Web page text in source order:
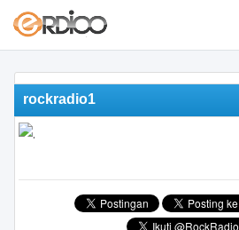
rockradio1